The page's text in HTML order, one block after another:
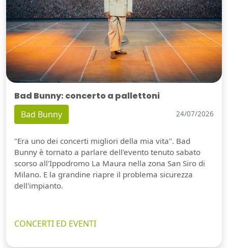
Bad Bunny: concerto a pallettoni
Bad Bunny 24/07/2026
"Era uno dei concerti migliori della mia vita". Bad
Bunny è tornato a parlare dell'evento tenuto sabato
scorso all'Ippodromo La Maura nella zona San Siro di
Milano. E la grandine riapre il problema sicurezza
dell'impianto.
CONCERTI ED EVENTI